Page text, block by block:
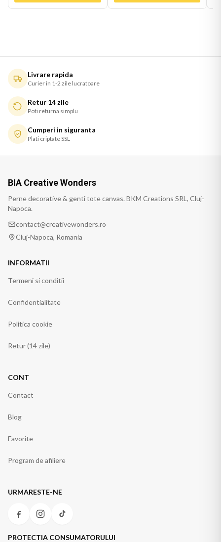
Livrare rapida
Curier in 1-2 zile lucratoare
Retur 14 zile
Poti returna simplu
Cumperi in siguranta
Plati criptate SSL
BIA Creative Wonders
Perne decorative & genti tote canvas. BKM Creations SRL, Cluj-
Napoca.
contact@creativewonders.ro
Cluj-Napoca, Romania
INFORMATII
Termeni si conditii
Confidentialitate
Politica cookie
Retur (14 zile)
CONT
Contact
Blog
Favorite
Program de afiliere
URMARESTE-NE
PROTECTIA CONSUMATORULUI